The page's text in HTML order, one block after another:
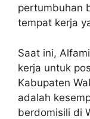
pertumbuhan
tempat kerja
Saat ini,
kerja untuk
Kabupaten
adalah
berdomisili di